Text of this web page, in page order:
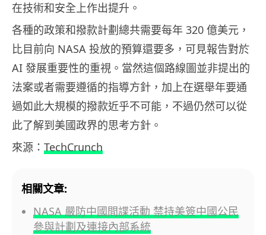
在技術和安全上作出提升。
各種的政策和撥款計劃總共需要每年 320 億美元，
比目前向 NASA 投放的預算還要多，可見報告對於
AI 發展重要性的重視。當然這個路線圖並非提出的
法案或者需要遵循的指導方針，加上在選舉年要通
過如此大規模的撥款近乎不可能，不過仍然可以從
此了解到美國政界的思考方針。
來源： TechCrunch
相關文章:
NASA 嚴防中國間諜活動 禁持美簽中國公民
參與計劃及連接內部系統